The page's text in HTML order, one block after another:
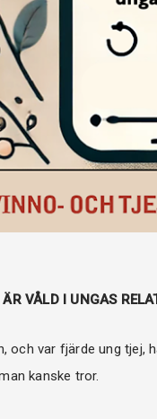
VÅLD I UNGAS
och var fjärde ung
kanske tror.